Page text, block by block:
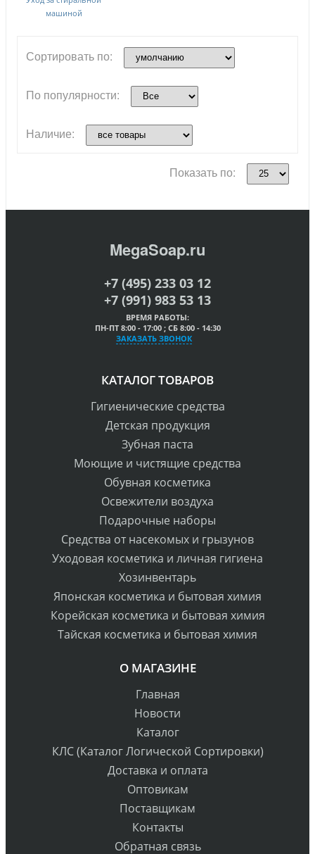
машиной
Сортировать по:
По популярности:
Наличие:
Показать по:
MegaSoap.ru
+7 (495) 233 03 12
+7 (991) 983 53 13
ВРЕМЯ РАБОТЫ:
ПН-ПТ 8:00 - 17:00 ; СБ 8:00 - 14:30
ЗАКАЗАТЬ ЗВОНОК
КАТАЛОГ ТОВАРОВ
Гигиенические средства
Детская продукция
Зубная паста
Моющие и чистящие средства
Обувная косметика
Освежители воздуха
Подарочные наборы
Средства от насекомых и грызунов
Уходовая косметика и личная гигиена
Хозинвентарь
Японская косметика и бытовая химия
Корейская косметика и бытовая химия
Тайская косметика и бытовая химия
О МАГАЗИНЕ
Главная
Новости
Каталог
КЛС (Каталог Логической Сортировки)
Доставка и оплата
Оптовикам
Поставщикам
Контакты
Обратная связь